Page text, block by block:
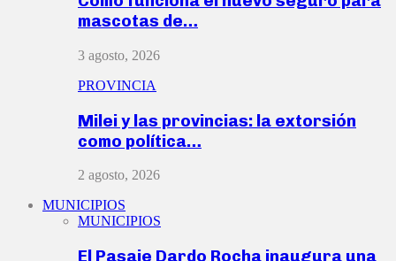
mascotas de…
3 agosto, 2026
PROVINCIA
Milei y las provincias: la extorsión
como política…
2 agosto, 2026
MUNICIPIOS
MUNICIPIOS
El Pasaje Dardo Rocha inaugura una